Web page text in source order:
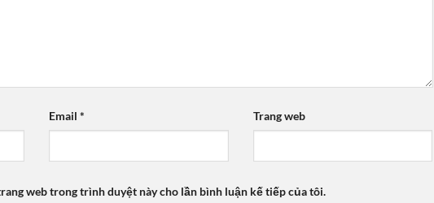
Email * Trang web
web trong trình duyệt này cho lần bình luận kế tiếp của tôi.